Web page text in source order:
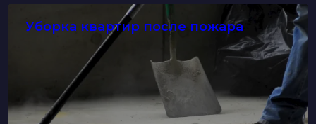
Уборка квартир после пожара